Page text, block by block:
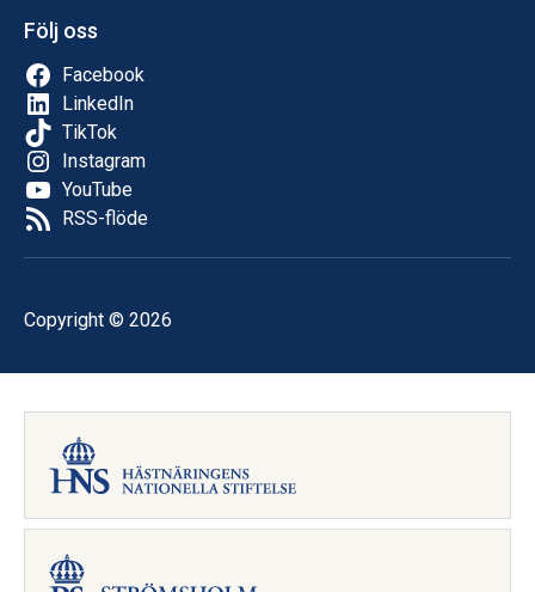
Följ oss
Facebook
LinkedIn
TikTok
Instagram
YouTube
RSS-flöde
Copyright © 2026